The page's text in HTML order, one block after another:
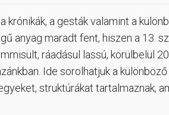
krónikák, a gesták valamint a
anyag maradt fent, hiszen a 13.
ráadásul lassú, körülbelül
Ide sorolhatjuk a
struktúrákat tartalmaznak,